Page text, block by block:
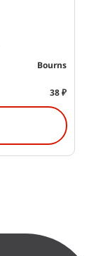
Bourns
38 ₽